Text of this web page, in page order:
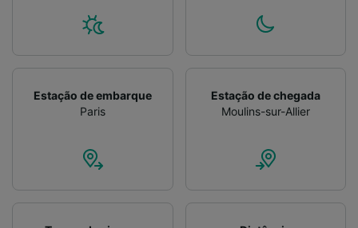
Estação de embarque
Paris
Estação de chegada
Moulins-sur-Allier